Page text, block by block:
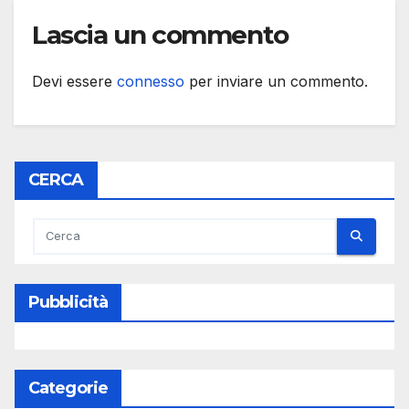
per non significativo, **
p <0,01, *** p <0,001.
Barre di scala: 100 µm
c).
Lascia un commento
Devi essere connesso per inviare un commento.
CERCA
Pubblicità
Categorie